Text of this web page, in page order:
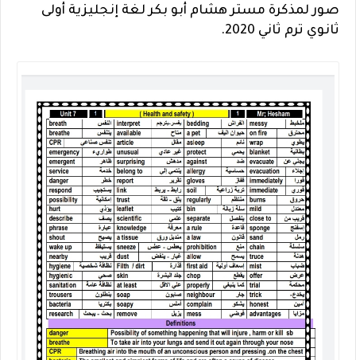
صور لمذكرة مستر هشام أبو بكر لغة إنجليزية أولى
ثانوي ترم ثاني 2020.